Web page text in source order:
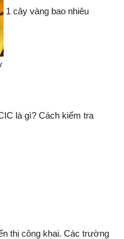
1 cây vàng bao nhiêu
là gì? Cách kiểm tra
thị công khai. Các trường